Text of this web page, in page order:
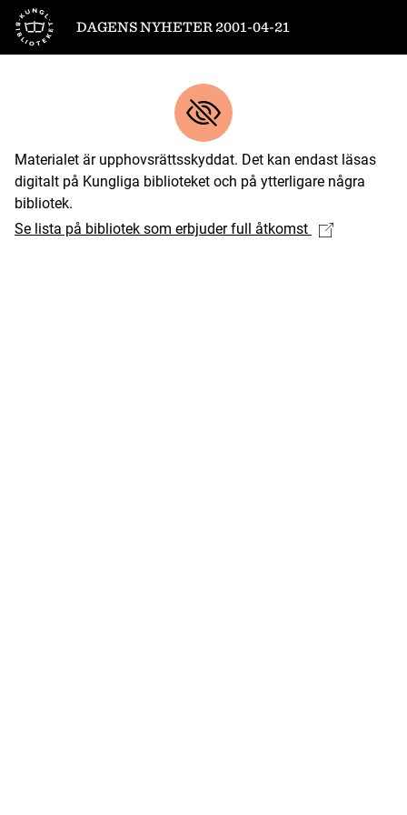
Till startsidan
DAGENS NYHETER 2001-04-21
Materialet är upphovsrättsskyddat. Det kan endast läsas
digitalt på Kungliga biblioteket och på ytterligare några
bibliotek.
Se lista på bibliotek som erbjuder full åtkomst